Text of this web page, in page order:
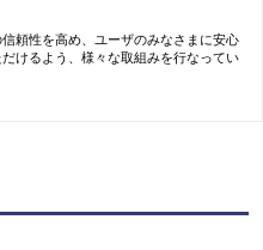
頼性を高め、ユーザのみなさまに安心
けるよう、様々な取組みを行なってい